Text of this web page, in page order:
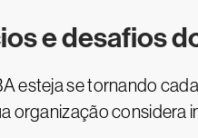
e desafios
esteja se tornando
organização considera